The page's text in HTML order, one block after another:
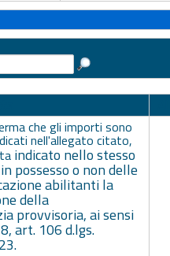
che gli importi sono
nell'allegato citato,
indicato nello stesso
possesso o non delle
abilitanti la
della
provvisoria, ai sensi
art. 106 d.lgs.